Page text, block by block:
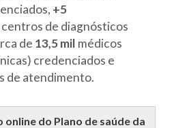
+5
de diagnósticos
de 13,5 mil médicos
credenciados e
de atendimento.
online do Plano de saúde da